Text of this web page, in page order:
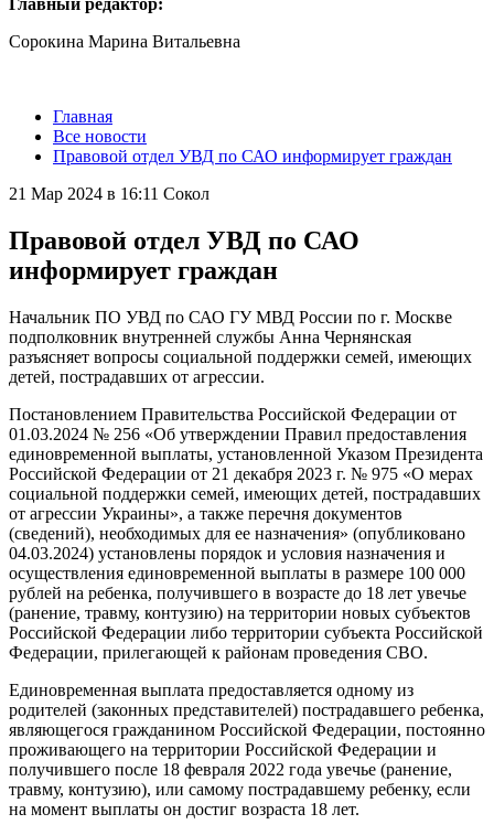
Главный редактор:
Сорокина Марина Витальевна
Главная
Все новости
Правовой отдел УВД по САО информирует граждан
21 Мар 2024 в 16:11 Сокол
Правовой отдел УВД по САО
информирует граждан
Начальник ПО УВД по САО ГУ МВД России по г. Москве
подполковник внутренней службы Анна Чернянская
разъясняет вопросы социальной поддержки семей, имеющих
детей, пострадавших от агрессии.
Постановлением Правительства Российской Федерации от
01.03.2024 № 256 «Об утверждении Правил предоставления
единовременной выплаты, установленной Указом Президента
Российской Федерации от 21 декабря 2023 г. № 975 «О мерах
социальной поддержки семей, имеющих детей, пострадавших
от агрессии Украины», а также перечня документов
(сведений), необходимых для ее назначения» (опубликовано
04.03.2024) установлены порядок и условия назначения и
осуществления единовременной выплаты в размере 100 000
рублей на ребенка, получившего в возрасте до 18 лет увечье
(ранение, травму, контузию) на территории новых субъектов
Российской Федерации либо территории субъекта Российской
Федерации, прилегающей к районам проведения СВО.
Единовременная выплата предоставляется одному из
родителей (законных представителей) пострадавшего ребенка,
являющегося гражданином Российской Федерации, постоянно
проживающего на территории Российской Федерации и
получившего после 18 февраля 2022 года увечье (ранение,
травму, контузию), или самому пострадавшему ребенку, если
на момент выплаты он достиг возраста 18 лет.